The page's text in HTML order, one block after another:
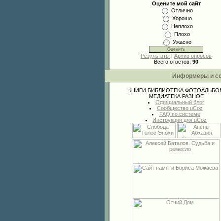
Оцените мой сайт
Отлично
Хорошо
Неплохо
Плохо
Ужасно
Результаты | Архив опросов
Всего ответов: 90
Информеры и
КНИГИ БИБЛИОТЕКА
МЕДИАТЕКА РАЗНОЕ
Официальный блог
Сообщество uCoz
FAQ по системе
Инструкции для uCoz